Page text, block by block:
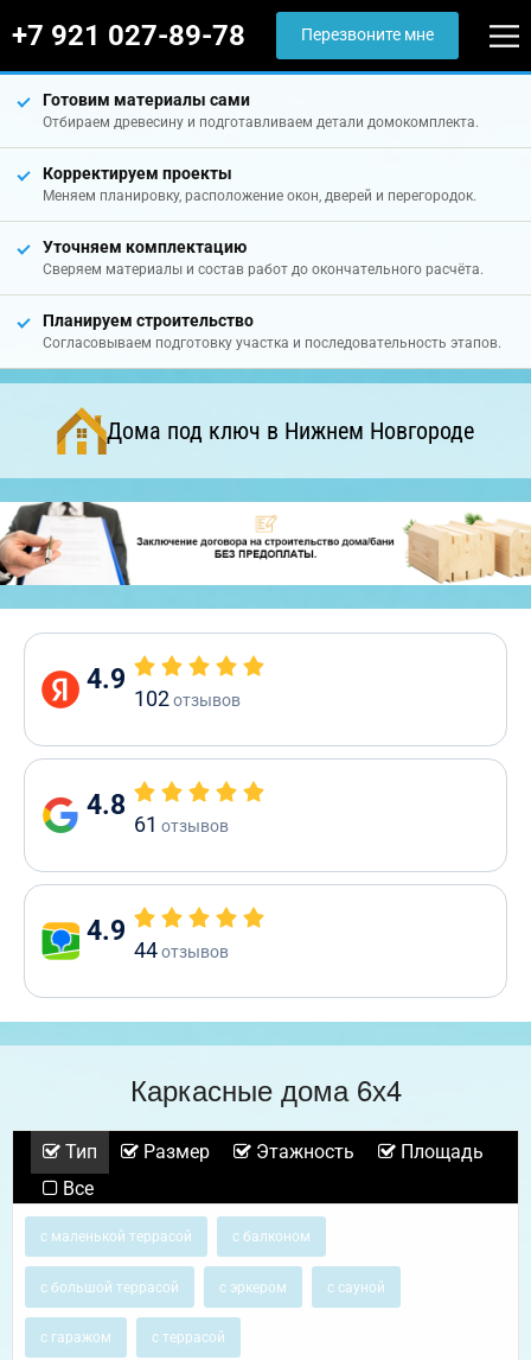
+7 921 027-89-78 Перезвоните мне
Готовим материалы сами
Отбираем древесину и подготавливаем детали домокомплекта.
Корректируем проекты
Меняем планировку, расположение окон, дверей и перегородок.
Уточняем комплектацию
Сверяем материалы и состав работ до окончательного расчёта.
Планируем строительство
Согласовываем подготовку участка и последовательность этапов.
Дома под ключ в Нижнем Новгороде
4.9
102отзывов
4.8
61 отзывов
4.9
44отзывов
Каркасные дома 6х4
Тип Размер Этажность
Площадь
Все
с маленькой террасой с балконом
с большой террасой с эркером с сауной
с гаражом с террасой